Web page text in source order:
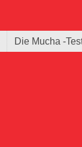
Die Mucha -